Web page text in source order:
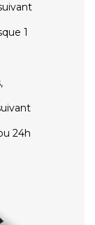
1
24h